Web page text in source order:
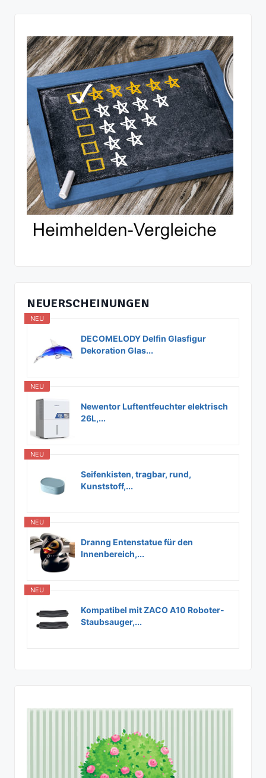
NEUERSCHEINUNGEN
NEU
DECOMELODY Delfin Glasfigur
Dekoration Glas...
NEU
Newentor Luftentfeuchter elektrisch
26L,...
NEU
Seifenkisten, tragbar, rund,
Kunststoff,...
NEU
Dranng Entenstatue für den
Innenbereich,...
NEU
Kompatibel mit ZACO A10 Roboter-
Staubsauger,...